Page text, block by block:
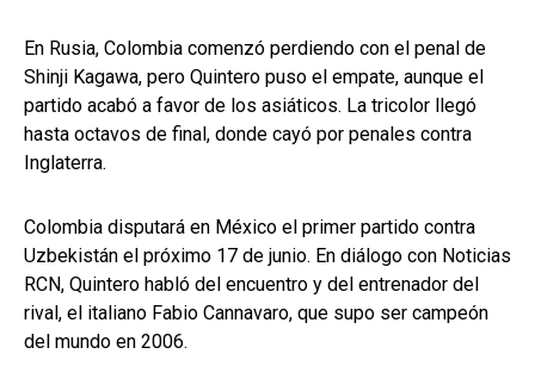
En Rusia, Colombia comenzó perdiendo con el penal de
Shinji Kagawa, pero Quintero puso el empate, aunque el
partido acabó a favor de los asiáticos. La tricolor llegó
hasta octavos de final, donde cayó por penales contra
Inglaterra.
Colombia disputará en México el primer partido contra
Uzbekistán el próximo 17 de junio. En diálogo con Noticias
RCN, Quintero habló del encuentro y del entrenador del
rival, el italiano Fabio Cannavaro, que supo ser campeón
del mundo en 2006.